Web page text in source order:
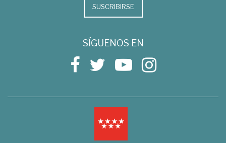
SUSCRIBIRSE
SÍGUENOS EN